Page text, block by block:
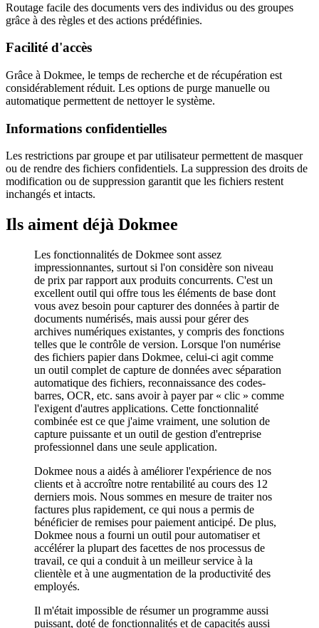
Routage facile des documents vers des individus ou des groupes
grâce à des règles et des actions prédéfinies.
Facilité d'accès
Grâce à Dokmee, le temps de recherche et de récupération est
considérablement réduit. Les options de purge manuelle ou
automatique permettent de nettoyer le système.
Informations confidentielles
Les restrictions par groupe et par utilisateur permettent de masquer
ou de rendre des fichiers confidentiels. La suppression des droits de
modification ou de suppression garantit que les fichiers restent
inchangés et intacts.
Ils aiment déjà Dokmee
Les fonctionnalités de Dokmee sont assez
impressionnantes, surtout si l'on considère son niveau
de prix par rapport aux produits concurrents. C'est un
excellent outil qui offre tous les éléments de base dont
vous avez besoin pour capturer des données à partir de
documents numérisés, mais aussi pour gérer des
archives numériques existantes, y compris des fonctions
telles que le contrôle de version. Lorsque l'on numérise
des fichiers papier dans Dokmee, celui-ci agit comme
un outil complet de capture de données avec séparation
automatique des fichiers, reconnaissance des codes-
barres, OCR, etc. sans avoir à payer par « clic » comme
l'exigent d'autres applications. Cette fonctionnalité
combinée est ce que j'aime vraiment, une solution de
capture puissante et un outil de gestion d'entreprise
professionnel dans une seule application.
Dokmee nous a aidés à améliorer l'expérience de nos
clients et à accroître notre rentabilité au cours des 12
derniers mois. Nous sommes en mesure de traiter nos
factures plus rapidement, ce qui nous a permis de
bénéficier de remises pour paiement anticipé. De plus,
Dokmee nous a fourni un outil pour automatiser et
accélérer la plupart des facettes de nos processus de
travail, ce qui a conduit à un meilleur service à la
clientèle et à une augmentation de la productivité des
employés.
Il m'était impossible de résumer un programme aussi
puissant, doté de fonctionnalités et de capacités aussi